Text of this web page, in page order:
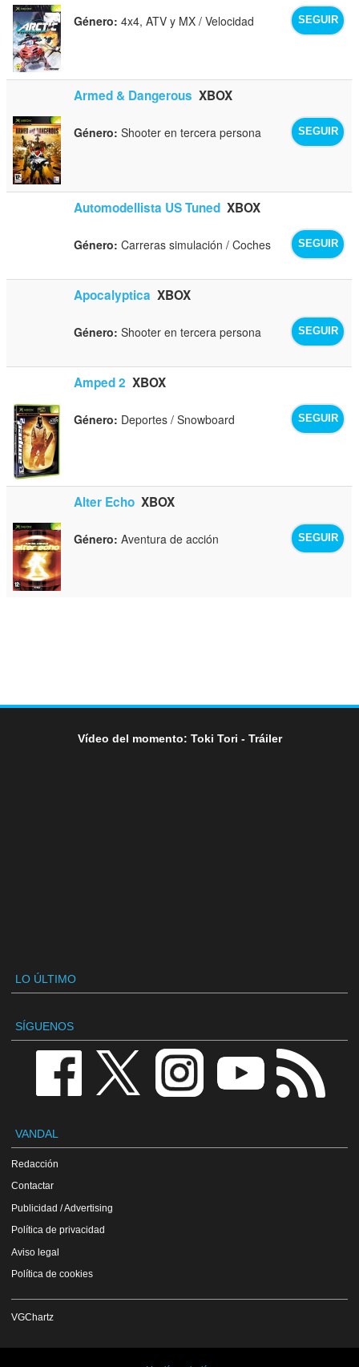
SEGUIR
Género: 4x4, ATV y MX / Velocidad
Armed & Dangerous XBOX
SEGUIR
Género: Shooter en tercera persona
Automodellista US Tuned XBOX
SEGUIR
Género: Carreras simulación / Coches
Apocalyptica XBOX
SEGUIR
Género: Shooter en tercera persona
Amped 2 XBOX
SEGUIR
Género: Deportes / Snowboard
Alter Echo XBOX
SEGUIR
Género: Aventura de acción
Vídeo del momento: Toki Tori - Tráiler
LO ÚLTIMO
SÍGUENOS
VANDAL
Redacción
Contactar
Publicidad / Advertising
Política de privacidad
Aviso legal
Política de cookies
VGChartz